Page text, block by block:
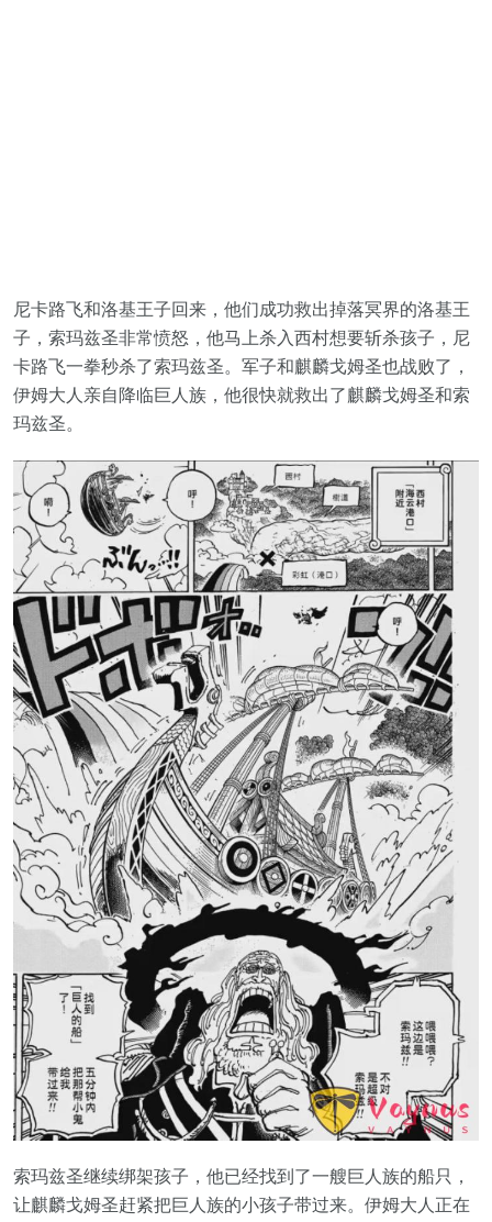
尼卡路飞和洛基王子回来，他们成功救出掉落冥界的洛基王
子，索玛兹圣非常愤怒，他马上杀入西村想要斩杀孩子，尼
卡路飞一拳秒杀了索玛兹圣。军子和麒麟戈姆圣也战败了，
伊姆大人亲自降临巨人族，他很快就救出了麒麟戈姆圣和索
玛兹圣。
索玛兹圣继续绑架孩子，他已经找到了一艘巨人族的船只，
让麒麟戈姆圣赶紧把巨人族的小孩子带过来。伊姆大人正在